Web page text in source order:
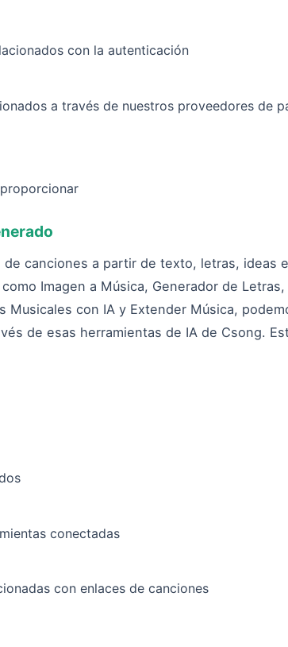
con la autenticación
a través de nuestros proveedores de
canciones a partir de texto, letras, ideas
Imagen a Música, Generador de Letras,
Musicales con IA y Extender Música,
de esas herramientas de IA de Csong.
conectadas
con enlaces de canciones